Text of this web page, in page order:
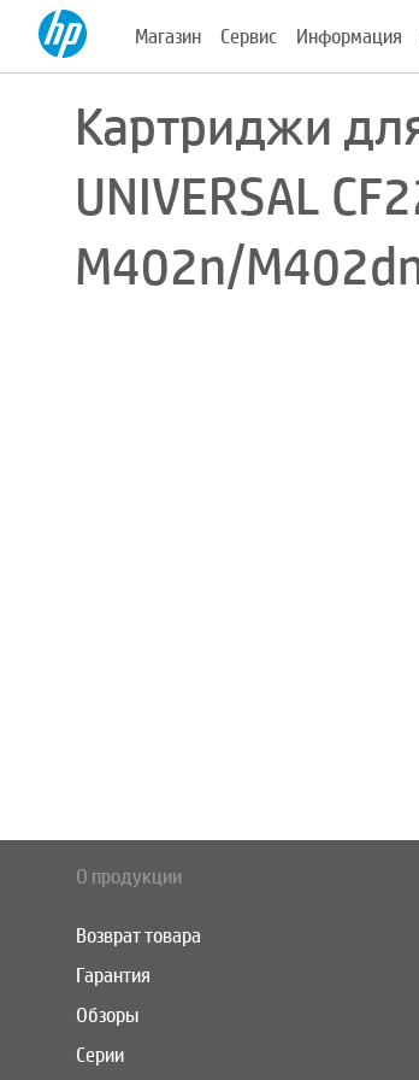
Магазин Сервис Информация
Картриджи
UNIVERSAL
M402n/
О продукции
Возврат товара
Гарантия
Обзоры
Серии